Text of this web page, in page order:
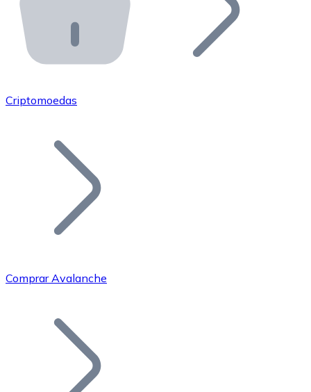
API Bitnovo
Integre nossa API no seu ecossistema.
Junte-se à nossa rede de revendedores e comercialize
Adicione o token do seu projeto ao nosso serviço de
Bitcoin
Criptomoedas
Comprar Avalanche